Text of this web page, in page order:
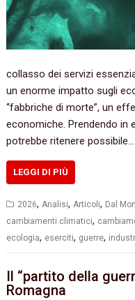
collasso dei servizi
un enorme impatto sugli
“fabbriche di morte”, un
economiche. Prendendo in
potrebbe ritenere possibile…
LEGGI DI PIÙ
2026,Analisi,Articoli, Dal
cambiamenti climatici,
ecologia, eserciti, guerre,
Il “partito della
Romagna